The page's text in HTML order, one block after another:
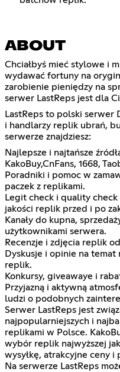
ABOUT
Chciałbyś mieć stylowe i
wydawać fortuny na
zarobienie pieniędzy na
serwer LastReps jest dla
LastReps to polski serwer
i handlarzy replik ubrań,
serwerze znajdziesz:
Najlepsze i najtańsze
KakoBuy,CnFans, 1668,
Poradniki i pomoc w
paczek z replikami.
Legit check i quality
jakości replik przed i po
Kanały do kupna,
użytkownikami serwera.
Recenzje i zdjęcia replik
Dyskusje i opinie na
replik.
Konkursy, giveawaye i
Przyjazną i aktywną
ludzi o podobnych
Serwer LastReps jest
najpopularniejszych i
replikami w Polsce.
wybór replik najwyższej
wysyłkę, atrakcyjne ceny i
Na serwerze LastReps